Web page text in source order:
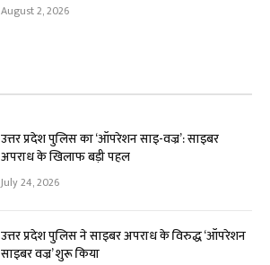
August 2, 2026
उत्तर प्रदेश पुलिस का ‘ऑपरेशन साइ-वज्र’: साइबर
अपराध के खिलाफ बड़ी पहल
July 24, 2026
उत्तर प्रदेश पुलिस ने साइबर अपराध के विरुद्ध ‘ऑपरेशन
साइबर वज्र’ शुरू किया